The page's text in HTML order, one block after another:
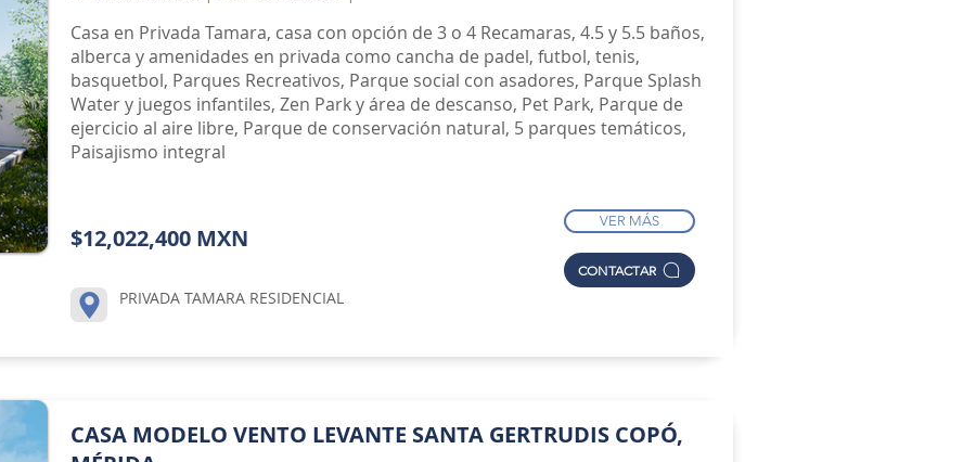
Casa en Privada Tamara, casa con opción de 3 o 4 Recamaras, 4.5 y 5.5 baños,
alberca y amenidades en privada como cancha de padel, futbol, tenis,
basquetbol, Parques Recreativos, Parque social con asadores, Parque Splash
Water y juegos infantiles, Zen Park y área de descanso, Pet Park, Parque de
ejercicio al aire libre, Parque de conservación natural, 5 parques temáticos,
Paisajismo integral
$12,022,400 MXN
VER MÁS
CONTACTAR
PRIVADA TAMARA RESIDENCIAL
CASA MODELO VENTO LEVANTE SANTA GERTRUDIS COPÓ,